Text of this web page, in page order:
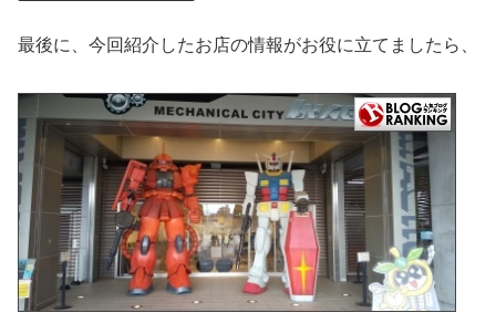
最後に、今回紹介したお店の情報がお役に立てましたら、